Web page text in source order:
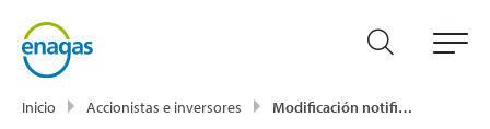
Inicio Accionistas e inversores Modificación notificaciones accionistas e inversores